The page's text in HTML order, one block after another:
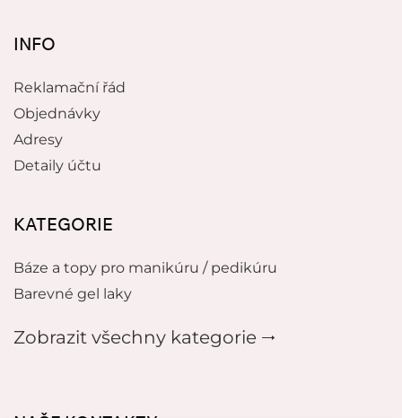
INFO
Reklamační řád
Objednávky
Adresy
Detaily účtu
KATEGORIE
Báze a topy pro manikúru / pedikúru
Barevné gel laky
Zobrazit všechny kategorie 🠂